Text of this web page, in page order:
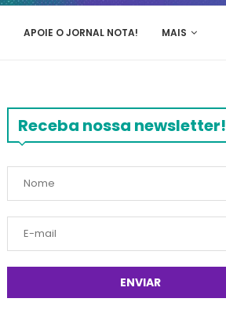
APOIE O JORNAL NOTA! MAIS
Receba nossa newsletter!